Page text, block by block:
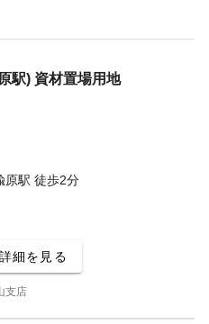
駅) 資材置場用地
原駅 徒歩2分
詳細を見る
支店